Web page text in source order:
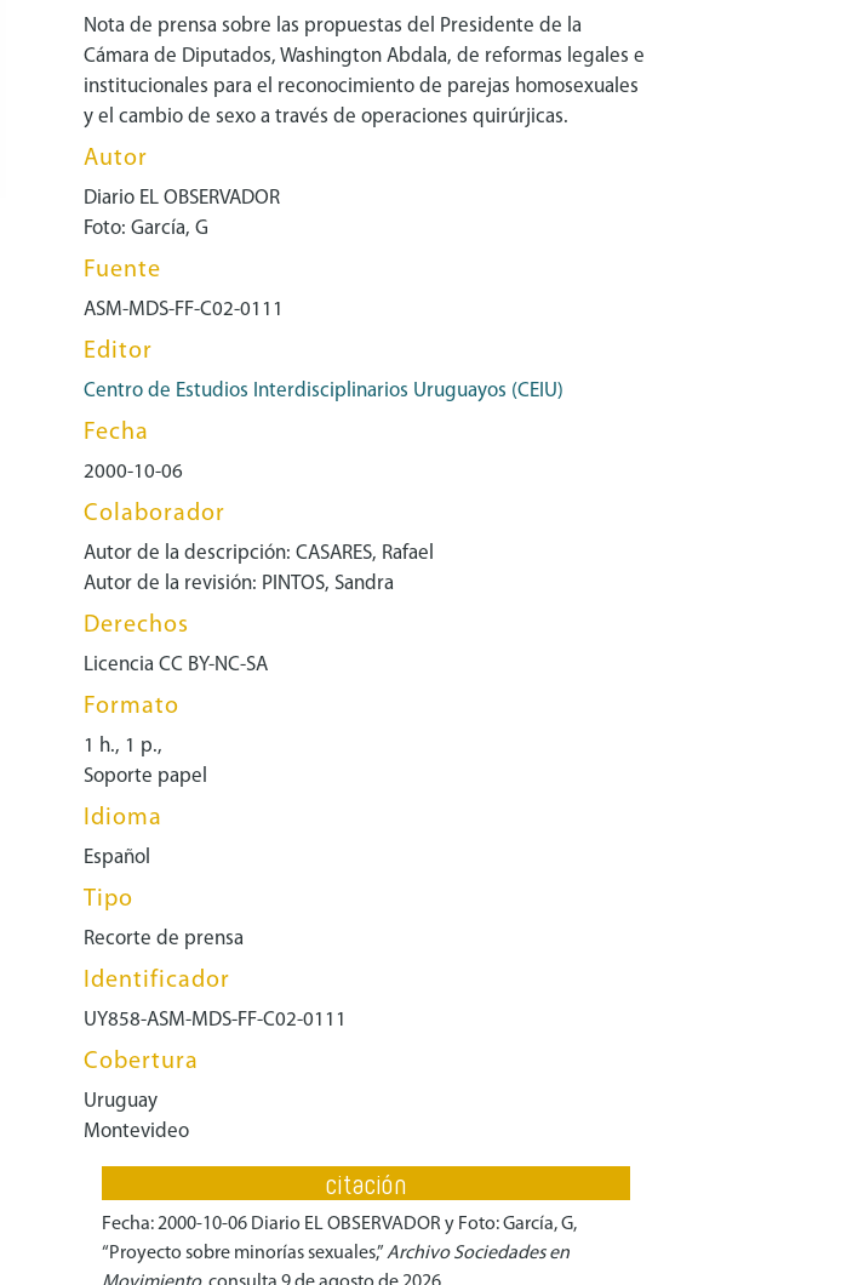
Nota de prensa sobre las propuestas del Presidente de la
Cámara de Diputados, Washington Abdala, de reformas legales e
institucionales para el reconocimiento de parejas homosexuales
y el cambio de sexo a través de operaciones quirúrjicas.
Autor
Diario EL OBSERVADOR
Foto: García, G
Fuente
ASM-MDS-FF-C02-0111
Editor
Centro de Estudios Interdisciplinarios Uruguayos (CEIU)
Fecha
2000-10-06
Colaborador
Autor de la descripción: CASARES, Rafael
Autor de la revisión: PINTOS, Sandra
Derechos
Licencia CC BY-NC-SA
Formato
1 h., 1 p.,
Soporte papel
Idioma
Español
Tipo
Recorte de prensa
Identificador
UY858-ASM-MDS-FF-C02-0111
Cobertura
Uruguay
Montevideo
citación
Fecha: 2000-10-06 Diario EL OBSERVADOR y Foto: García, G,
“Proyecto sobre minorías sexuales,”Archivo Sociedades en